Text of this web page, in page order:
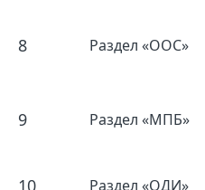
8 Раздел «ООС»
9 Раздел «МПБ»
Раздел «ОДИ»